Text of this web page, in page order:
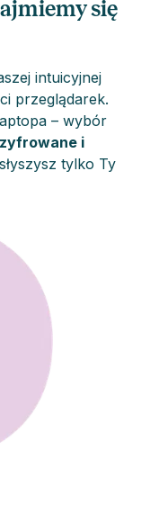
się
intuicyjnej
przeglądarek.
– wybór
i
tylko Ty